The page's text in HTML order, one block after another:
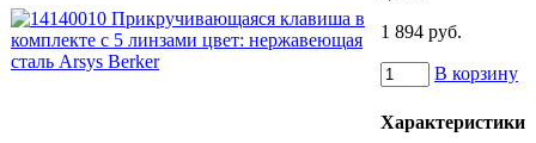
1 894 руб.
В корзину
Характеристики